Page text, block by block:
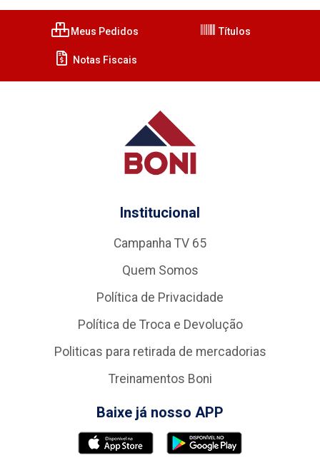
Meus Pedidos Títulos
Notas Fiscais
Institucional
Campanha TV 65
Quem Somos
Política de Privacidade
Política de Troca e Devolução
Politicas para retirada de mercadorias
Treinamentos Boni
Baixe já nosso APP